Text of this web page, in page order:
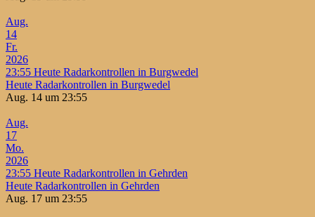
Aug.
14
Fr.
2026
23:55 Heute Radarkontrollen in Burgwedel
Heute Radarkontrollen in Burgwedel
Aug. 14 um 23:55
Aug.
17
Mo.
2026
23:55 Heute Radarkontrollen in Gehrden
Heute Radarkontrollen in Gehrden
Aug. 17 um 23:55